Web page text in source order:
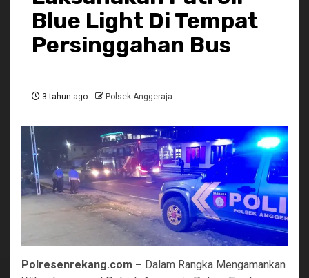
Blue Light Di Tempat
Persinggahan Bus
3 tahun ago Polsek Anggeraja
Polresenrekang.com – Dalam Rangka Mengamankan